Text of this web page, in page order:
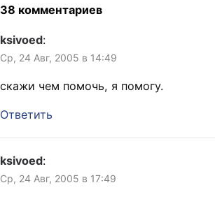
38 комментариев
ksivoed:
Ср, 24 Авг, 2005 в 14:49
скажи чем помочь, я помогу.
Ответить
ksivoed:
Ср, 24 Авг, 2005 в 17:49